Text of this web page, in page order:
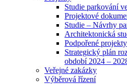
Studie parkování
Projektové
Studie – Návrhy
Architektonická
Podpořené projekty
Strategický plán
období 2024 –
Veřejné zakázky
Výběrová řízení